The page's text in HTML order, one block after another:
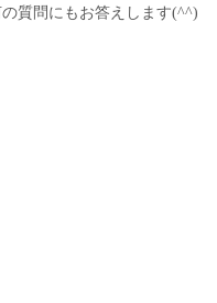
の質問にもお答えします(^^)